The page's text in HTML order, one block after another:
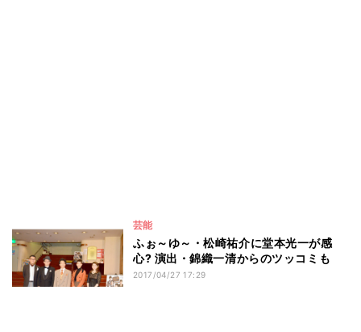
芸能
ふぉ～ゆ～・松崎祐介に堂本光一が感
心? 演出・錦織一清からのツッコミも
2017/04/27 17:29